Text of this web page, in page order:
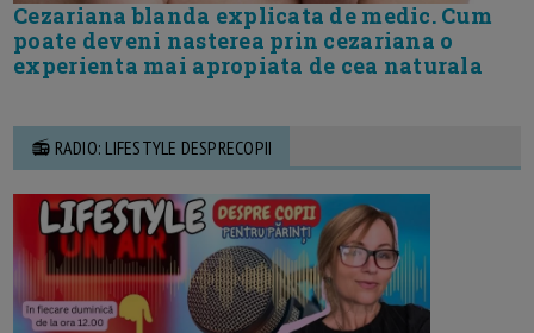
Cezariana blanda explicata de medic. Cum
poate deveni nasterea prin cezariana o
experienta mai apropiata de cea naturala
📻 RADIO: LIFESTYLE DESPRECOPII